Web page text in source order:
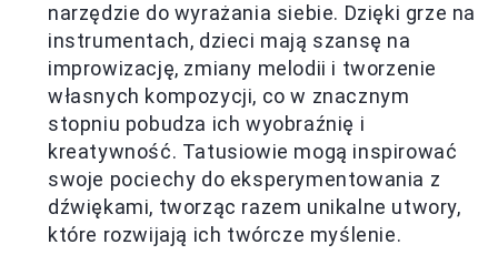
narzędzie do wyrażania siebie. Dzięki grze na
instrumentach, dzieci mają szansę na
improwizację, zmiany melodii i tworzenie
własnych kompozycji, co w znacznym
stopniu pobudza ich wyobraźnię i
kreatywność. Tatusiowie mogą inspirować
swoje pociechy do eksperymentowania z
dźwiękami, tworząc razem unikalne utwory,
które rozwijają ich twórcze myślenie.